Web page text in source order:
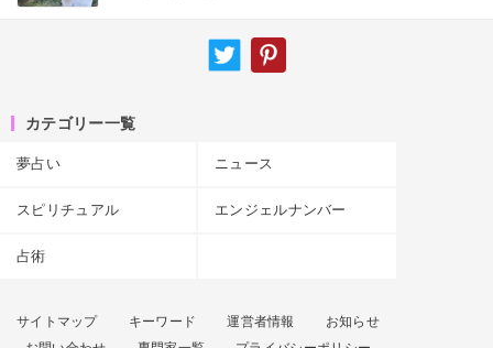
カテゴリー一覧
夢占い ニュース
スピリチュアル エンジェルナンバー
占術
サイトマップ キーワード 運営者情報
お知らせ